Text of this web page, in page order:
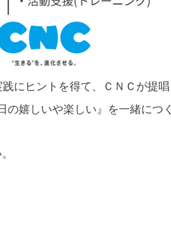
にヒントを得て、ＣＮＣが提唱
嬉しいや楽しい』を一緒につく